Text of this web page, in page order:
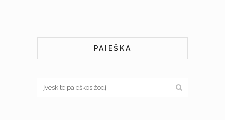
PAIEŠKA